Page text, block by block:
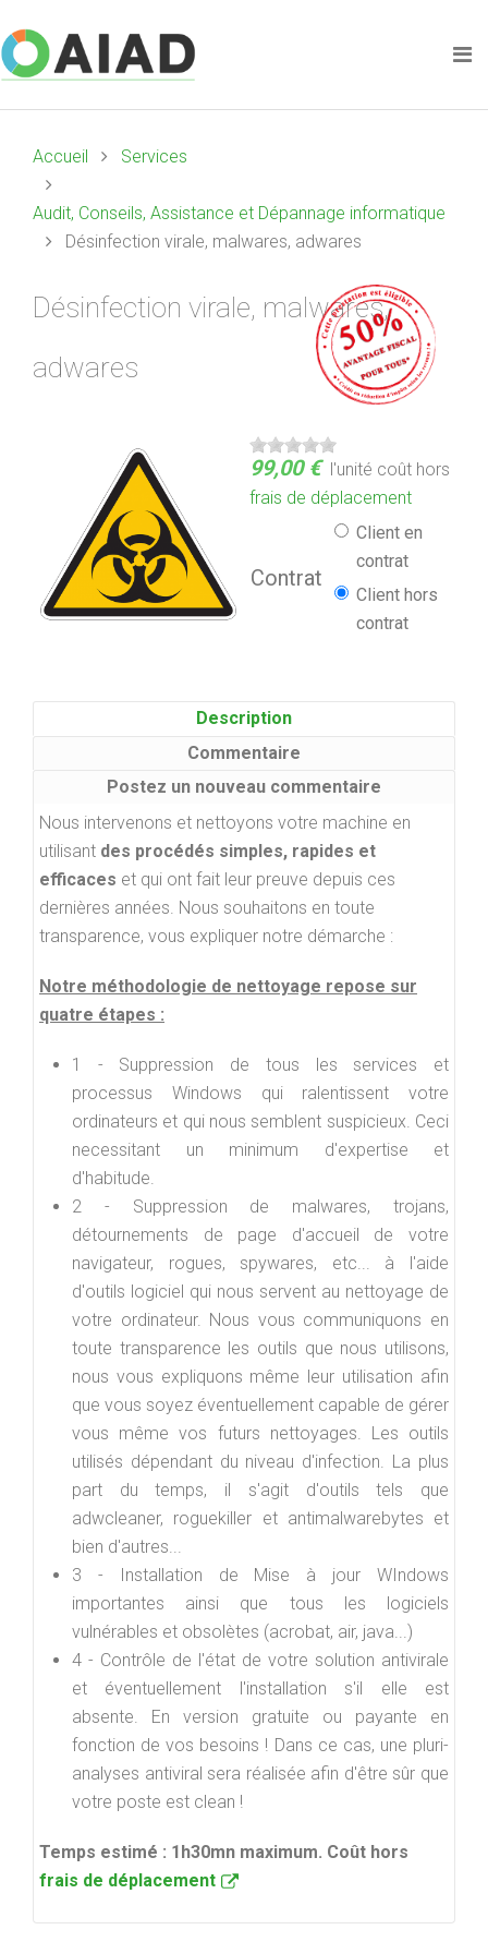
Accueil Services
Audit, Conseils, Assistance et Dépannage informatique
Désinfection virale, malwares, adwares
Désinfection virale, malwares,
adwares
99,00 € l'unité coût hors
frais de déplacement
Contrat
Client en
contrat
Client hors
contrat
Description
Commentaire
Postez un nouveau commentaire
Nous intervenons et nettoyons votre machine en
utilisant des procédés simples, rapides et
efficaces et qui ont fait leur preuve depuis ces
dernières années. Nous souhaitons en toute
transparence, vous expliquer notre démarche :
Notre méthodologie de nettoyage repose sur
quatre étapes :
1 - Suppression de tous les services et
processus Windows qui ralentissent votre
ordinateurs et qui nous semblent suspicieux. Ceci
necessitant un minimum d'expertise et
d'habitude.
2 - Suppression de malwares, trojans,
détournements de page d'accueil de votre
navigateur, rogues, spywares, etc... à l'aide
d'outils logiciel qui nous servent au nettoyage de
votre ordinateur. Nous vous communiquons en
toute transparence les outils que nous utilisons,
nous vous expliquons même leur utilisation afin
que vous soyez éventuellement capable de gérer
vous même vos futurs nettoyages. Les outils
utilisés dépendant du niveau d'infection. La plus
part du temps, il s'agit d'outils tels que
adwcleaner, roguekiller et antimalwarebytes et
bien d'autres...
3 - Installation de Mise à jour WIndows
importantes ainsi que tous les logiciels
vulnérables et obsolètes (acrobat, air, java...)
4 - Contrôle de l'état de votre solution antivirale
et éventuellement l'installation s'il elle est
absente. En version gratuite ou payante en
fonction de vos besoins ! Dans ce cas, une pluri-
analyses antiviral sera réalisée afin d'être sûr que
votre poste est clean !
Temps estimé : 1h30mn maximum. Coût hors
frais de déplacement